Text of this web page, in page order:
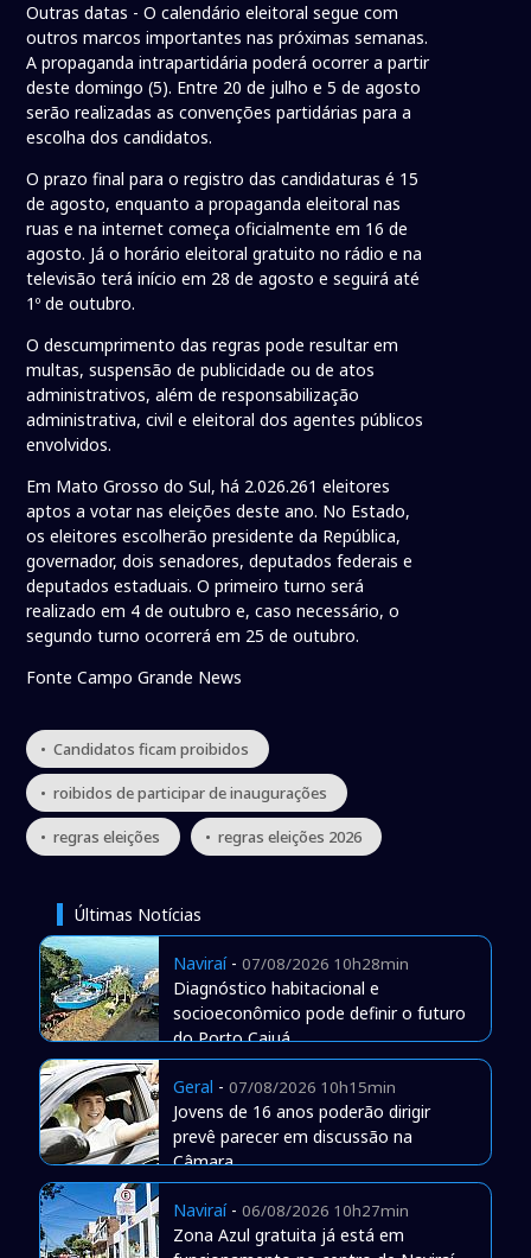
Outras datas - O calendário eleitoral segue com
outros marcos importantes nas próximas semanas.
A propaganda intrapartidária poderá ocorrer a partir
deste domingo (5). Entre 20 de julho e 5 de agosto
serão realizadas as convenções partidárias para a
escolha dos candidatos.
O prazo final para o registro das candidaturas é 15
de agosto, enquanto a propaganda eleitoral nas
ruas e na internet começa oficialmente em 16 de
agosto. Já o horário eleitoral gratuito no rádio e na
televisão terá início em 28 de agosto e seguirá até
1º de outubro.
O descumprimento das regras pode resultar em
multas, suspensão de publicidade ou de atos
administrativos, além de responsabilização
administrativa, civil e eleitoral dos agentes públicos
envolvidos.
Em Mato Grosso do Sul, há 2.026.261 eleitores
aptos a votar nas eleições deste ano. No Estado,
os eleitores escolherão presidente da República,
governador, dois senadores, deputados federais e
deputados estaduais. O primeiro turno será
realizado em 4 de outubro e, caso necessário, o
segundo turno ocorrerá em 25 de outubro.
Fonte Campo Grande News
• Candidatos ficam proibidos
• roibidos de participar de inaugurações
• regras eleições • regras eleições 2026
Últimas Notícias
Naviraí- 07/08/2026 10h28min
Diagnóstico habitacional e
socioeconômico pode definir o futuro
do Porto Caiuá
Geral - 07/08/2026 10h15min
Jovens de 16 anos poderão dirigir
prevê parecer em discussão na
Câmara
Naviraí- 06/08/2026 10h27min
Zona Azul gratuita já está em